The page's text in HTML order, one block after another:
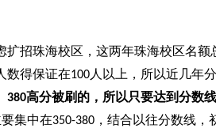
扩招珠海校区，这两年珠海校区名额
数得保证在100人以上，所以近几年
380高分被刷的，所以只要达到分数
集中在350-380 ，结合以往分数线，